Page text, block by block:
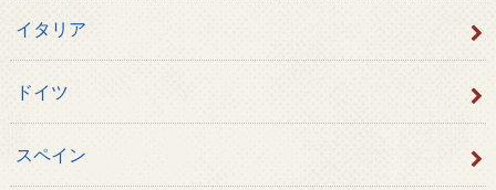
イタリア
ドイツ
スペイン